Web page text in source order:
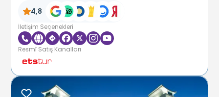
4,8
İletişim Seçenekleri
Resmî Satış Kanalları